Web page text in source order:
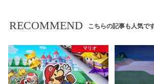
RECOMMEND こちらの記事も人気です
マリオ